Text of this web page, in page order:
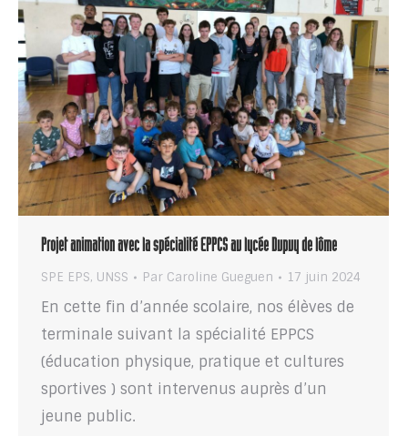
Projet animation avec la spécialité EPPCS au lycée Dupuy de lôme
SPE EPS, UNSS Par Caroline Gueguen 17 juin 2024
En cette fin d’année scolaire, nos élèves de
terminale suivant la spécialité EPPCS
(éducation physique, pratique et cultures
sportives ) sont intervenus auprès d’un
jeune public.